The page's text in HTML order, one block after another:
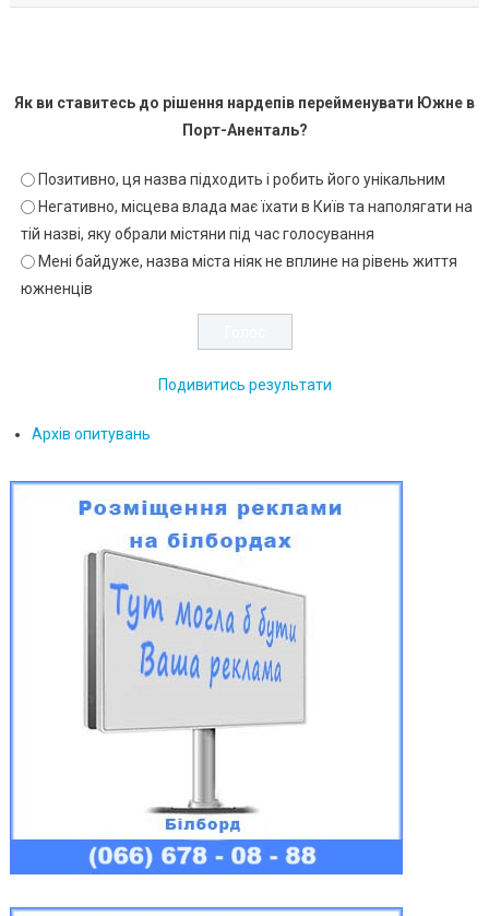
Як ви ставитесь до рішення нардепів перейменувати Южне в
Порт-Аненталь?
Позитивно, ця назва підходить і робить його унікальним
Негативно, місцева влада має їхати в Київ та наполягати на
тій назві, яку обрали містяни під час голосування
Мені байдуже, назва міста ніяк не вплине на рівень життя
южненців
Подивитись результати
Архів опитувань